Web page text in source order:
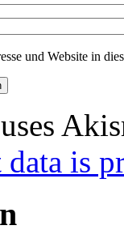
und Website in
is